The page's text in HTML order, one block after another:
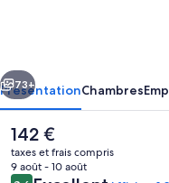
Suivant
73+
PrésentationChambres
Le
prix
actuel
est
142 €
taxes et frais compris
9 août - 10 août